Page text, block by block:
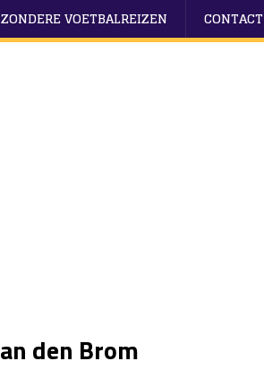
VOETBALREIZEN CONTACT
den Brom